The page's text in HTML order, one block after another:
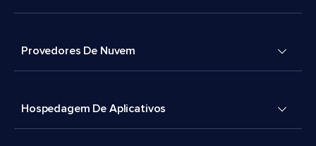
Provedores De Nuvem
Hospedagem De Aplicativos